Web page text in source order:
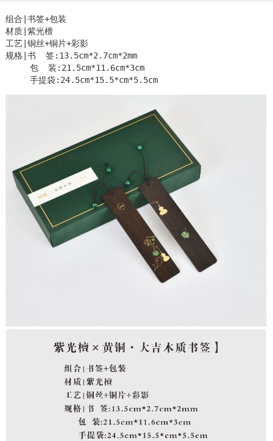
组合|书签+包装
材质|紫光檀
工艺|铜丝+铜片+彩影
规格|书  签:13.5cm*2.7cm*2mm
     包  装:21.5cm*11.6cm*3cm
     手提袋:24.5cm*15.5*cm*5.5cm